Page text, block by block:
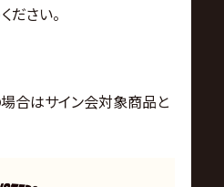
ださい。
合はサイン会対象商品と